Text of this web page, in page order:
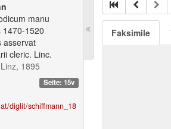
manu
1520
asservat
cleric. Linc.
1895
Seite: 15v
diglit/schiffmann_18
Faksimile